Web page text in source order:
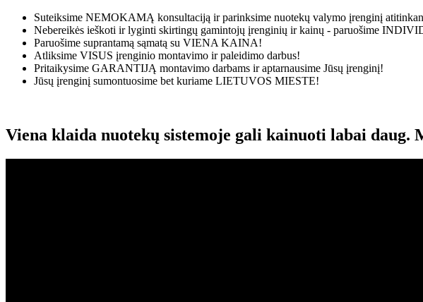
Suteiksime NEMOKAMĄ konsultaciją ir parinksime nuotekų valymo įrenginį
Nebereikės ieškoti ir lyginti skirtingų gamintojų įrenginių ir kainų - paruošime
Paruošime suprantamą sąmatą su VIENA KAINA!
Atliksime VISUS įrenginio montavimo ir paleidimo darbus!
Pritaikysime GARANTIJĄ montavimo darbams ir aptarnausime Jūsų įrenginį!
Jūsų įrenginį sumontuosime bet kuriame LIETUVOS MIESTE!
Viena klaida nuotekų sistemoje gali kainuoti labai daug.